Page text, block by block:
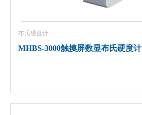
布氏硬度计
MHBS-3000触摸屏数显布氏硬度计